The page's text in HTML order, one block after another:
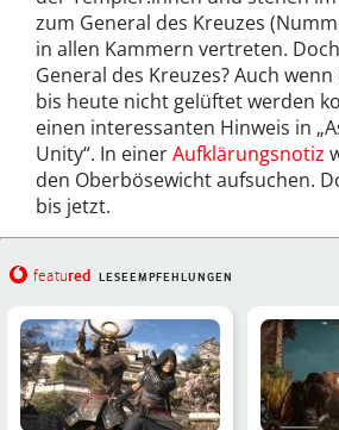
zum General des Kreuzes
in allen Kammern vertreten.
General des Kreuzes? Auch
bis heute nicht gelüftet werden
einen interessanten Hinweis in
Unity“. In einerAufklärungsnotiz
den Oberbösewicht aufsuchen.
bis jetzt.
featured LESEEMPFEHLUNGEN